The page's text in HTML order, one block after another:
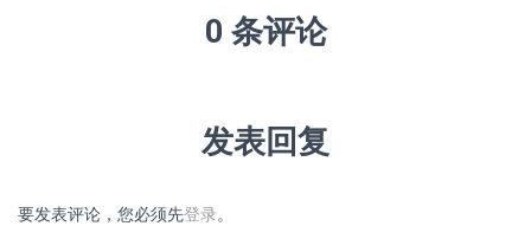
0 条评论
发表回复
要发表评论，您必须先登录。